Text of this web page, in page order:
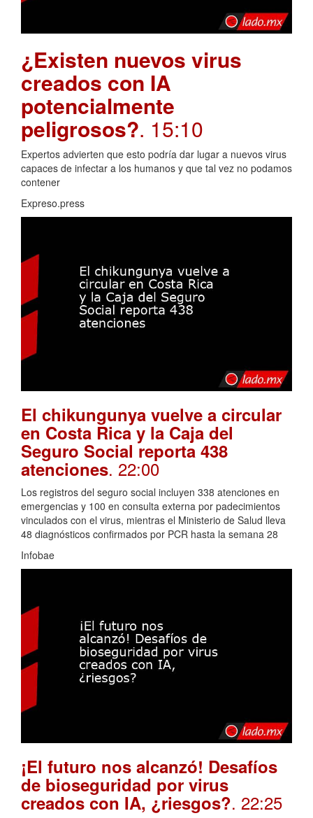
¿Existen nuevos virus
creados con IA
potencialmente
peligrosos?. 15:10
Expertos advierten que esto podría dar lugar a nuevos virus
capaces de infectar a los humanos y que tal vez no podamos
contener
Expreso.press
El chikungunya vuelve a circular
en Costa Rica y la Caja del
Seguro Social reporta 438
atenciones. 22:00
Los registros del seguro social incluyen 338 atenciones en
emergencias y 100 en consulta externa por padecimientos
vinculados con el virus, mientras el Ministerio de Salud lleva
48 diagnósticos confirmados por PCR hasta la semana 28
Infobae
¡El futuro nos alcanzó! Desafíos
de bioseguridad por virus
creados con IA, ¿riesgos?. 22:25